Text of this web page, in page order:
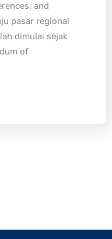
and
pasar regional
dimulai sejak
of